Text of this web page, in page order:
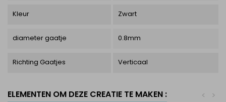
Kleur Zwart
diameter gaatje 0.8mm
Richting Gaatjes Verticaal
ELEMENTEN OM DEZE CREATIE TE MAKEN : >
<